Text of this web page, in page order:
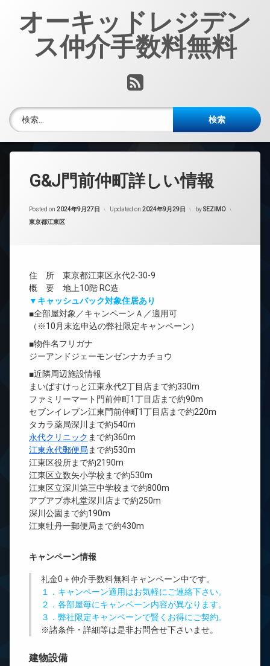
オーキッドレジデン
ス仲介手数料無料
RSS
検索:
G&J門前仲町詳しい情報
Posted on 2024年9月27日 Updated on 2024年9月29日 bySEZIMO
カテゴリー:
東京都江東区
住 所 東京都江東区永代2-30-9
概 要 地上10階 RC造
▼キャッシュバック対象住居あり
■全部屋対象／キャンペーンＡ／適用可
（※10月末迄申込の弊社限定キャンペーン）
■物件名フリガナ
ジーアンドジェーモンゼンナカチョウ
■近隣周辺施設情報
まいばすけっと江東永代2丁目店まで約330m
ファミリーマート門前仲町1丁目店まで約90m
セブンイレブン江東門前仲町1丁目店まで約220m
タカラ薬局深川まで約540m
永代クリニック まで約360m
江東永代郵便局 まで約530m
江東区役所まで約2190m
江東区立数矢小学校まで約530m
江東区立深川第三中学校まで約800m
アブアブ赤札堂深川店まで約250m
深川公園まで約190m
江東牡丹一郵便局まで約430m
キャンペーン情報
礼金0 ＋仲介手数料無料キャンペーン中です。
１．キャンペーン適用はお気軽にご連絡下さい。
２．各部屋毎にキャンペーン内容が異なります。
３．弊社限定キャンペーンで賢くお得にご契約。
※諸条件・詳細等は是非お問合せ下さいませ。
建物設備